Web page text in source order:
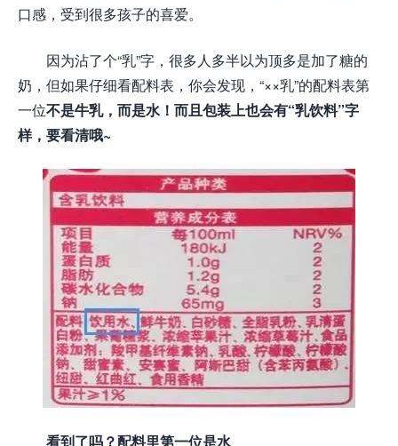
口感，受到很多孩子的喜爱。
因为沾了个“乳”字，很多人多半以为顶多是加了糖的
奶，但如果仔细看配料表，你会发现，“××乳”的配料表第
一位不是牛乳，而是水！而且包装上也会有“乳饮料”字
样，要看清哦~
看到了吗？配料里第一位是水